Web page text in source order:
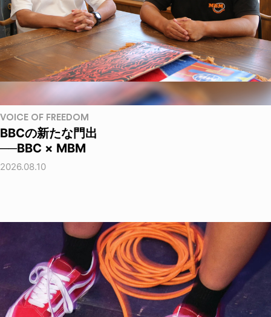
VOICE OF FREEDOM
BBCの新たな門出
──BBC × MBM
2026.08.10